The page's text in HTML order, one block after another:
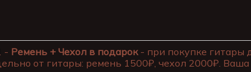
- Ремень + Чехол в подарок- при покупке гитары
от гитары: ремень 1500₽, чехол 2000₽.